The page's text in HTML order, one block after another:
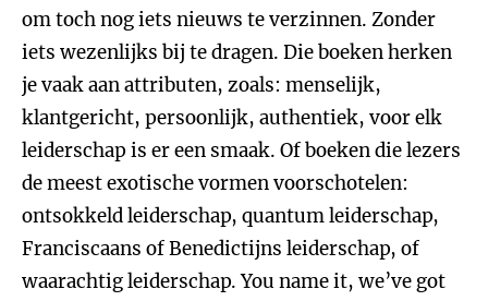
om toch nog iets nieuws te verzinnen. Zonder
iets wezenlijks bij te dragen. Die boeken herken
je vaak aan attributen, zoals: menselijk,
klantgericht, persoonlijk, authentiek, voor elk
leiderschap is er een smaak. Of boeken die lezers
de meest exotische vormen voorschotelen:
ontsokkeld leiderschap, quantum leiderschap,
Franciscaans of Benedictijns leiderschap, of
waarachtig leiderschap. You name it, we’ve got